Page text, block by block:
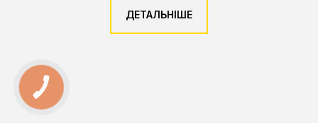
ДЕТАЛЬНІШЕ
КНОПКА
ЗВ'ЯЗКУ